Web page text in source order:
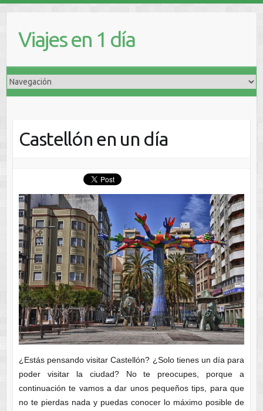
Viajes en 1 día
Castellón en un día
¿Estás pensando visitar Castellón? ¿Solo tienes un día para
poder visitar la ciudad? No te preocupes, porque a
continuación te vamos a dar unos pequeños tips, para que
no te pierdas nada y puedas conocer lo máximo posible de